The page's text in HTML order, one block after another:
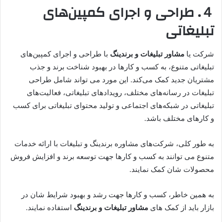
４. طراحی و اجرای کمپین‌های
تبلیغاتی
شرکت‌ یا مشاور تبلیغات و برندینگ با طراحی و اجرای کمپین‌های
تبلیغاتی متنوع، به کسب و کارها در بهبود شناخت برند و جذب
مشتریان جدید کمک می‌کند. این مورد می تواند شامل طراحی
تبلیغات در رسانه‌های مختلف، رویدادهای تبلیغاتی، فعالیت‌های
تبلیغاتی در شبکه‌های اجتماعی و تولید محتوای تبلیغاتی برای کسب
و کارهای مختلف باشد.
به طور کلی، شرکت‌های مشاوره برندینگ و تبلیغات با ارائه خدمات
متنوع می توانند به کسب و کارها جهت توسعه برند و افزایش فروش
محصولات شان کمک نمایند.
به همین خاطر، کسب و کارها جهت رشد و بهبود شرایط شان در
بازار باید از کمک های مشاور تبلیغات و برندینگ استفاده نمایند.